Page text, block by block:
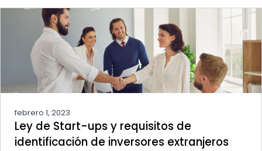
febrero 1, 2023
Ley de Start-ups y requisitos de
identificación de inversores extranjeros